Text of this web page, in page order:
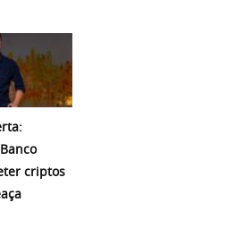
criptos